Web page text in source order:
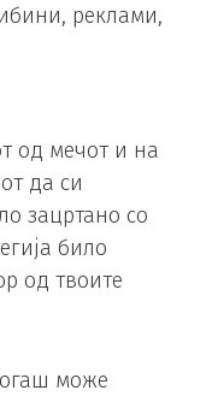
реклами,
од мечот и на
да си
зацртано со
било
од твоите
може